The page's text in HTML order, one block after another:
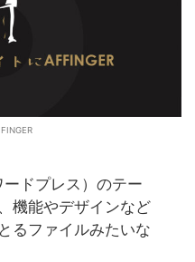
ードプレス）のテー
機能やデザインなど
るファイルみたいな